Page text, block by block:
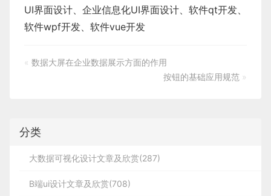
UI界面设计、 企业信息化UI界面设计、 软件qt开发、
软件wpf开发、 软件vue开发
« 数据大屏在企业数据展示方面的作用
按钮的基础应用规范 »
分类
大数据可视化设计文章及欣赏(287)
B端ui设计文章及欣赏(708)